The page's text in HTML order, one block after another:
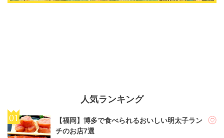
人気ランキング
【福岡】博多で食べられるおいしい明太子ラン
チのお店7選